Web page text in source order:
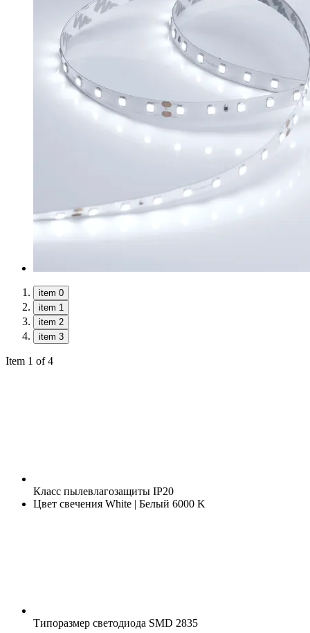
item 0
item 1
item 2
item 3
Item 1 of 4
Класс пылевлагозащиты IP20
Цвет свечения White | Белый 6000 K
Типоразмер светодиода SMD 2835